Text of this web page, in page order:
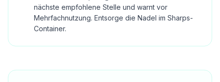
nächste empfohlene Stelle und warnt vor
Mehrfachnutzung. Entsorge die Nadel im Sharps-
Container.